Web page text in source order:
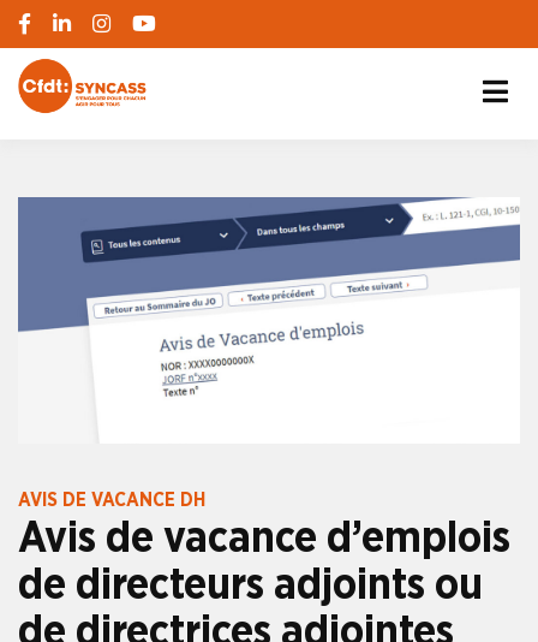
AVIS DE VACANCE DH
Avis de vacance d’emplois
de directeurs adjoints ou
de directrices adjointes